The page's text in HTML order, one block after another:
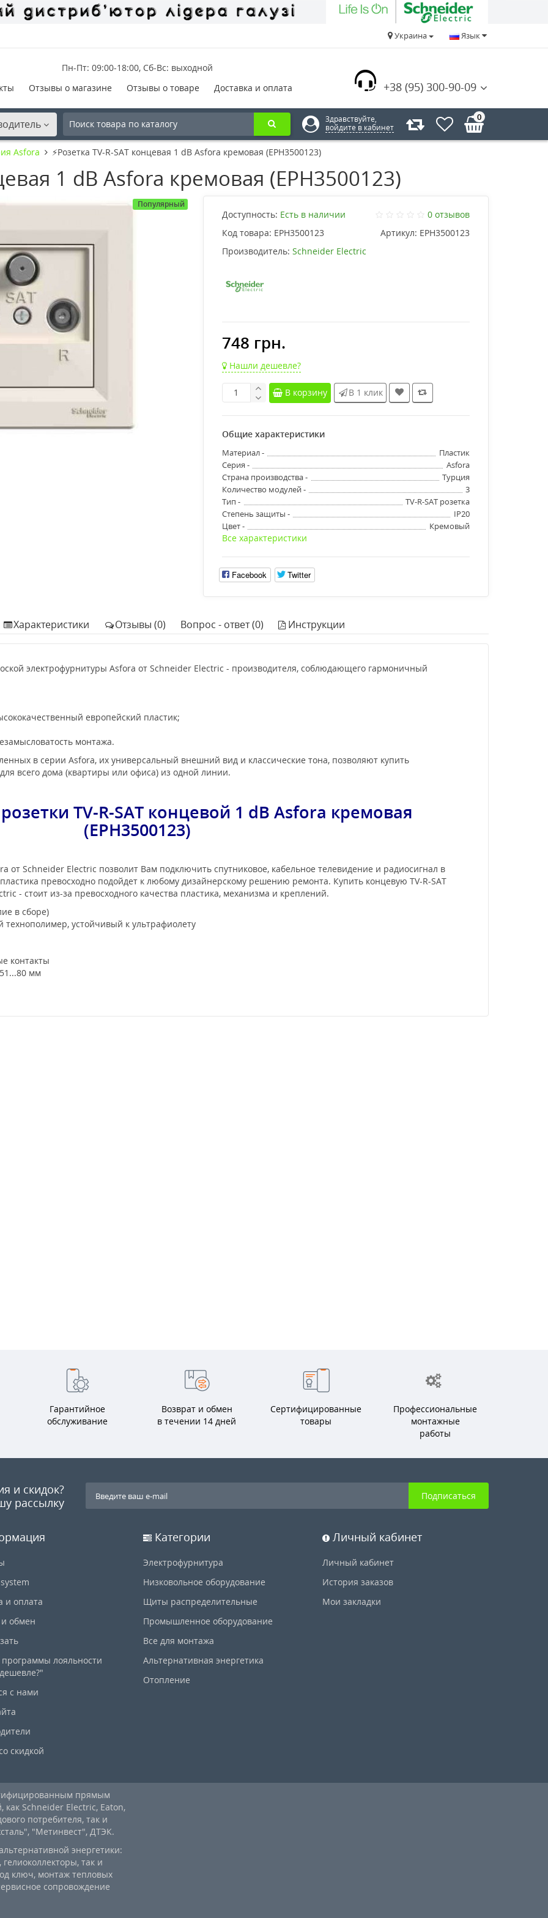
Язык
Украина
+38 (95) 300-90-09
Пн-Пт: 09:00-18:00, Сб-Вс: выходной
Отзывы о магазине Отзывы о товаре Доставка и оплата
Здравствуйте,
войдите в кабинет
0
Asfora ⚡Розетка TV-R-SAT концевая 1 dB Asfora кремовая (EPH3500123)
1 dB Asfora кремовая (EPH3500123)
Популярный
Доступность: Есть в наличии
0 отзывов
Код товара: EPH3500123 Артикул: EPH3500123
Производитель: Schneider Electric
748 грн.
Нашли дешевле?
В корзину В 1 клик
Общие характеристики
Материал -
Пластик
Серия -
Asfora
Страна производства -
Турция
Количество модулей -
3
Тип -
TV-R-SAT розетка
Степень защиты -
IP20
Цвет -
Кремовый
Все характеристики
Facebook Twitter
Характеристики Отзывы (0) Вопрос - ответ (0) Инструкции
электрофурнитуры Asfora от Schneider Electric - производителя, соблюдающего гармоничный
европейский пластик;
монтажа.
в серии Asfora, их универсальный внешний вид и классические тона, позволяют купить
всего дома (квартиры или офиса) из одной линии.
TV-R-SAT концевой 1 dB Asfora кремовая
(EPH3500123)
от Schneider Electric позволит Вам подключить спутниковое, кабельное телевидение и радиосигнал в
превосходно подойдет к любому дизайнерскому решению ремонта. Купить концевую TV-R-SAT
- стоит из-за превосходного качества пластика, механизма и креплений.
в сборе)
устойчивый к ультрафиолету
контакты
мм
Гарантийное
обслуживание
Возврат и обмен
в течении 14 дней
Сертифицированные
товары
Профессиональные
монтажные
работы
и скидок?
рассылку
Подписаться
и оплата
обмен
лояльности
с нами
скидкой
Категории
Электрофурнитура
Низковольное оборудование
Щиты распределительные
Промышленное оборудование
Все для монтажа
Альтернативная энергетика
Отопление
Личный кабинет
Личный кабинет
История заказов
Мои закладки
прямым
Schneider Electric, Eaton,
потребителя, так и
"Метинвест", ДТЭК.
энергетики:
так и
ключ, монтаж тепловых
сопровождение